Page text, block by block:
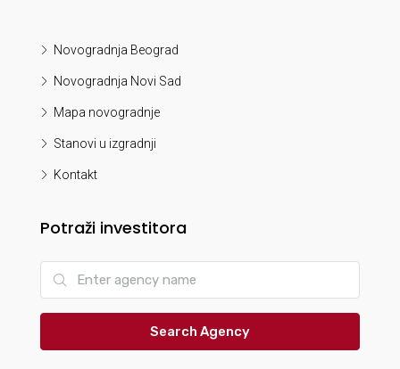
Novogradnja Beograd
Novogradnja Novi Sad
Mapa novogradnje
Stanovi u izgradnji
Kontakt
Potraži investitora
Search Agency